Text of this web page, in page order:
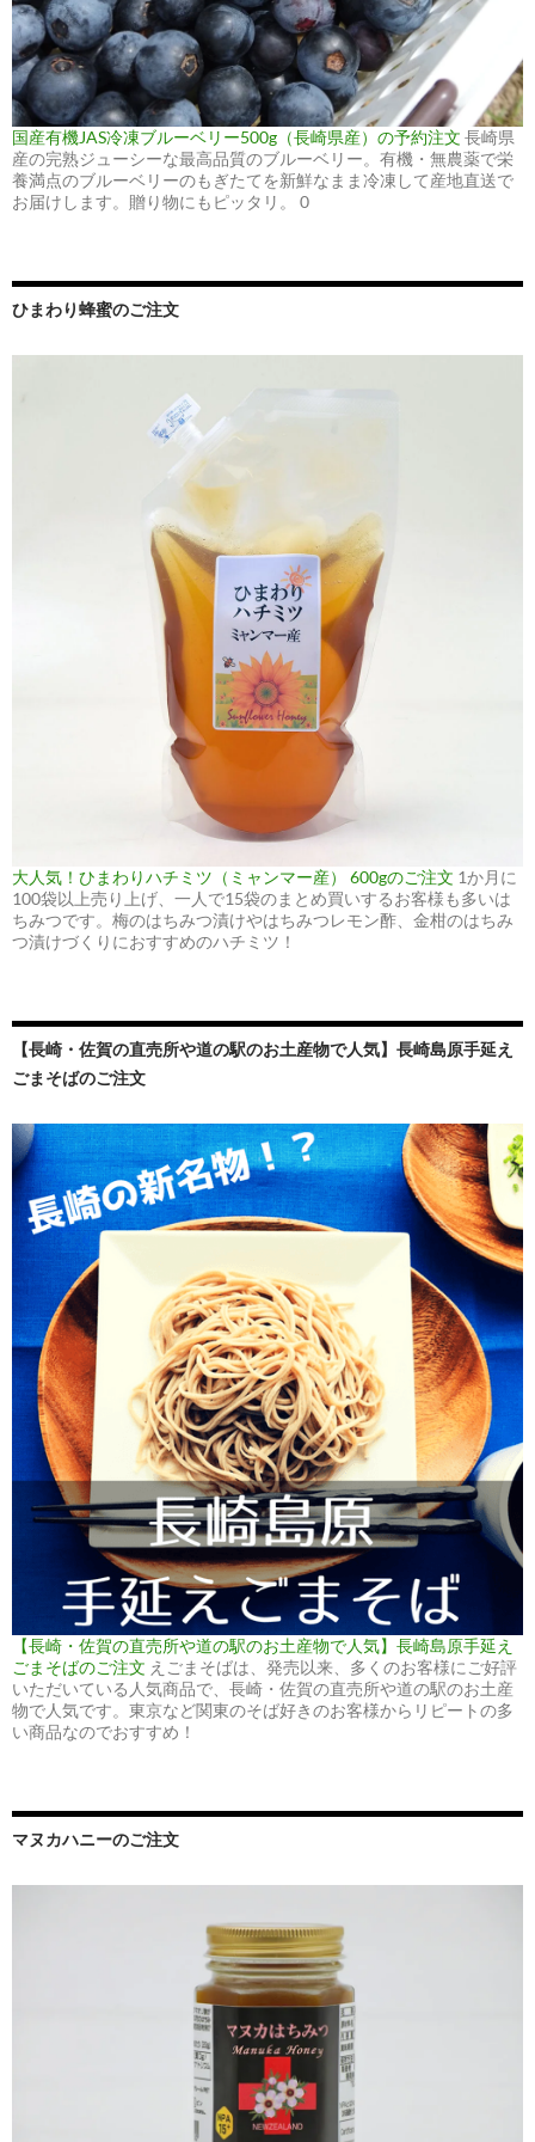
国産有機JAS冷凍ブルーベリー500g（長崎県産）の予約注文 長崎県
産の完熟ジューシーな最高品質のブルーベリー。有機・無農薬で栄
養満点のブルーベリーのもぎたてを新鮮なまま冷凍して産地直送で
お届けします。贈り物にもピッタリ。 0
ひまわり蜂蜜のご注文
大人気！ひまわりハチミツ（ミャンマー産） 600gのご注文 1か月に
100袋以上売り上げ、一人で15袋のまとめ買いするお客様も多いは
ちみつです。梅のはちみつ漬けやはちみつレモン酢、金柑のはちみ
つ漬けづくりにおすすめのハチミツ！
【長崎・佐賀の直売所や道の駅のお土産物で人気】長崎島原手延え
ごまそばのご注文
【長崎・佐賀の直売所や道の駅のお土産物で人気】長崎島原手延え
ごまそばのご注文 えごまそばは、発売以来、多くのお客様にご好評
いただいている人気商品で、長崎・佐賀の直売所や道の駅のお土産
物で人気です。東京など関東のそば好きのお客様からリピートの多
い商品なのでおすすめ！
マヌカハニーのご注文